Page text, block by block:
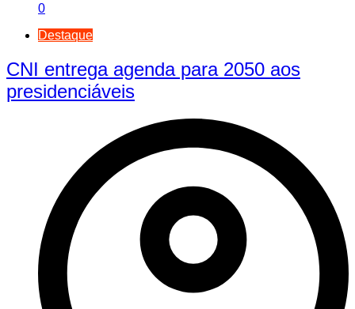
0
Destaque
CNI entrega agenda para 2050 aos
presidenciáveis